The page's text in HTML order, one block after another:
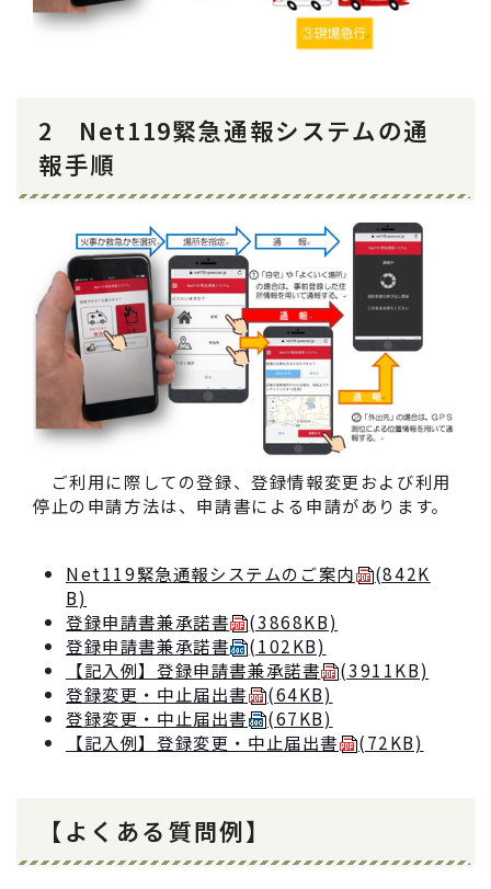
2 Net119緊急通報システムの通
報手順
ご利用に際しての登録、登録情報変更および利用
停止の申請方法は、申請書による申請があります。
Net119緊急通報システムのご案内
(842K
B)
登録申請書兼承諾書
(3868KB)
登録申請書兼承諾書
(102KB)
【記入例】登録申請書兼承諾書
(3911KB)
登録変更・中止届出書
(64KB)
登録変更・中止届出書
(67KB)
【記入例】登録変更・中止届出書
(72KB)
【よくある質問例】